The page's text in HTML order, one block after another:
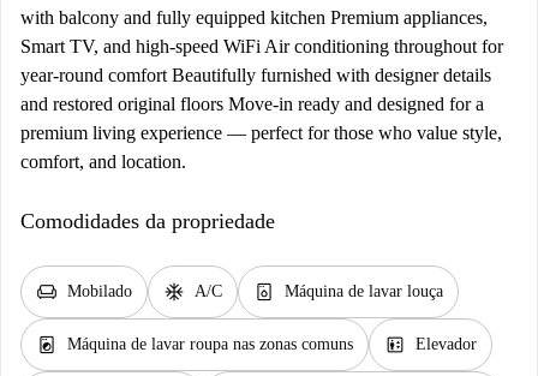
with balcony and fully equipped kitchen Premium appliances,
Smart TV, and high-speed WiFi Air conditioning throughout for
year-round comfort Beautifully furnished with designer details
and restored original floors Move-in ready and designed for a
premium living experience — perfect for those who value style,
comfort, and location.
Comodidades da propriedade
chair Mobilado ac_unit A/C dishwasher_gen Máquina de lavar louça
local_laundry_service Máquina de lavar roupa nas zonas comuns elevator Elevador